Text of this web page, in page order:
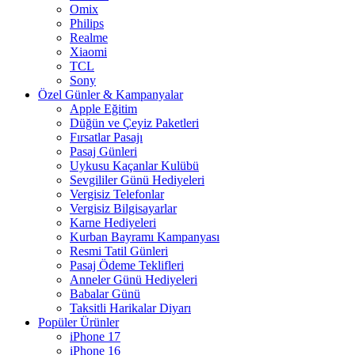
Omix
Philips
Realme
Xiaomi
TCL
Sony
Özel Günler & Kampanyalar
Apple Eğitim
Düğün ve Çeyiz Paketleri
Fırsatlar Pasajı
Pasaj Günleri
Uykusu Kaçanlar Kulübü
Sevgililer Günü Hediyeleri
Vergisiz Telefonlar
Vergisiz Bilgisayarlar
Karne Hediyeleri
Kurban Bayramı Kampanyası
Resmi Tatil Günleri
Pasaj Ödeme Teklifleri
Anneler Günü Hediyeleri
Babalar Günü
Taksitli Harikalar Diyarı
Popüler Ürünler
iPhone 17
iPhone 16